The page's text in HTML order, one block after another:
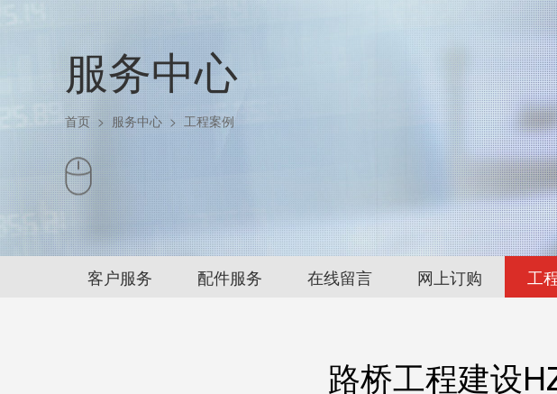
服务中心
首页 > 服务中心 >工程案例
客户服务 配件服务 在线留言 网上订购 工
路桥工程建设